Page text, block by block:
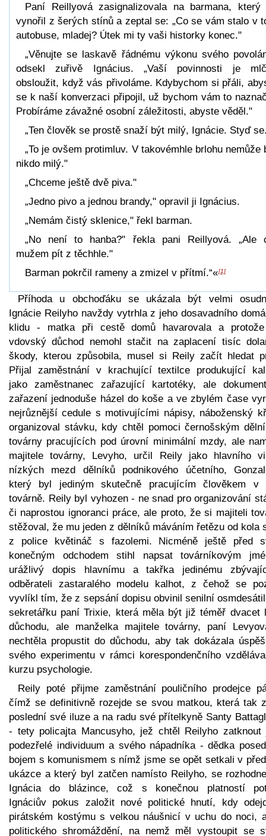
Paní Reillyová zasignalizovala na barmana, který
vynořil z šerých stínů a zeptal se: „Co se vám stalo v
autobuse, mladej? Útek mi ty vaši historky konec."
„Věnujte se laskavě řádnému výkonu svého
odsekl zuřivě Ignácius. „Vaší povinnosti je
obsloužit, když vás přivoláme. Kdybychom si přáli,
se k naší konverzaci připojil, už bychom vám to
Probíráme závažné osobní záležitosti, abyste věděl."
„Ten člověk se prostě snaží být milý, Ignácie. Styď
„To je ovšem protimluv. V takovémhle brlohu nemůže
nikdo milý."
„Chceme ještě dvě piva."
„Jedno pivo a jednou brandy," opravil ji Ignácius.
„Nemám čistý sklenice," řekl barman.
„No není to hanba?" řekla pani Reillyová. „Ale
mužem pít z těchhle."
Barman pokrčil rameny a zmizel v přítmí.“«[1]
Příhoda u obchoďáku se ukázala být velmi
Ignácie Reilyho navždy vytrhla z jeho dosavadního
klidu - matka při cestě domů havarovala a
vdovský důchod nemohl stačit na zaplacení tisíc
škody, kterou způsobila, musel si Reily začít hledat
Přijal zaměstnání v krachující textilce produkující
jako zaměstnanec zařazující kartotéky, ale
zařazení jednoduše házel do koše a ve zbylém čase
nejrůznější cedule s motivujícími nápisy, náboženský
organizoval stávku, kdy chtěl pomoci černošským
továrny pracujících pod úrovní minimální mzdy, ale
majitele továrny, Levyho, určil Reily jako hlavního
nízkých mezd dělníků podnikového účetního,
který byl jediným skutečně pracujícím člověkem v
továrně. Reily byl vyhozen - ne snad pro organizování
či naprostou ignoranci práce, ale proto, že si majiteli
stěžoval, že mu jeden z dělníků máváním řetězu od kola
z police květináč s fazolemi. Nicméně ještě před
konečným odchodem stihl napsat továrníkovým
urážlivý dopis hlavnímu a takřka jedinému
odběrateli zastaralého modelu kalhot, z čehož se
vyvlíkl tím, že z sepsání dopisu obvinil senilní
sekretářku paní Trixie, která měla být již téměř dvacet
důchodu, ale manželka majitele továrny, paní
nechtěla propustit do důchodu, aby tak dokázala
svého experimentu v rámci korespondenčního
kurzu psychologie.
Reily poté přijme zaměstnání pouličního prodejce
čímž se definitivně rozejde se svou matkou, která tak
poslední své iluze a na radu své přítelkyně Santy
- tety policajta Mancusyho, jež chtěl Reilyho zatknout
podezřelé individuum a svého nápadníka - dědka
bojem s komunismem s nímž jsme se opět setkali v
ukázce a který byl zatčen namísto Reilyho, se
Ignácia do blázince, což s konečnou platností
Ignáciův pokus založit nové politické hnutí, kdy
pirátském kostýmu s velkou náušnicí v uchu do noci,
politického shromáždění, na nemž měl vystoupit se